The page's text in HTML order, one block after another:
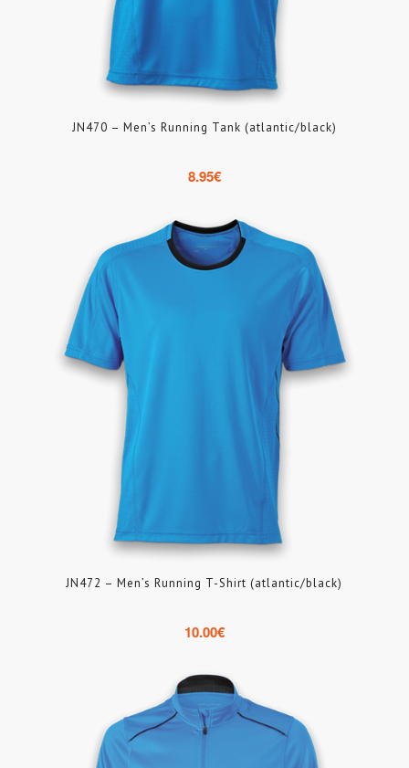
JN470 – Men’s Running Tank (atlantic/black)
8.95€
JN472 – Men’s Running T-Shirt (atlantic/black)
10.00€